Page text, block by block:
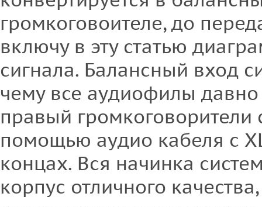
громкоговоителе, до
включу в эту статью
сигнала. Балансный вход
чему все аудиофилы
правый громкоговорители
помощью аудио кабеля с
концах. Вся начинка
корпус отличного